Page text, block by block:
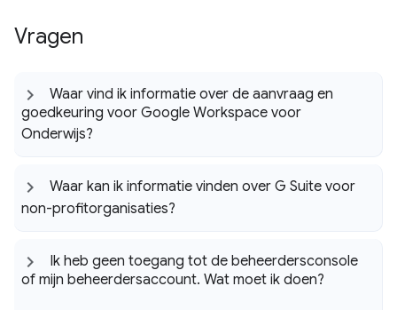
Vragen
Waar vind ik informatie over de aanvraag en
goedkeuring voor Google Workspace voor
Onderwijs?
Waar kan ik informatie vinden over G Suite voor
non-profitorganisaties?
Ik heb geen toegang tot de beheerdersconsole
of mijn beheerdersaccount. Wat moet ik doen?